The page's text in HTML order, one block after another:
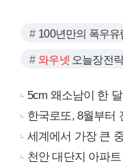
100년만의 폭우유
와우넷 오늘장전
5cm 왜소남이 한
한국로또, 8월부터
세계에서 가장 큰
천안 대단지 아파